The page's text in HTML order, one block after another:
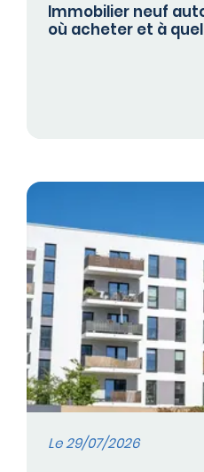
Immobilier neuf
où acheter et à quel
Le 29/07/2026